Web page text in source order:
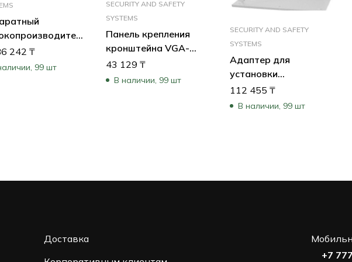
Videojet
H.265
242₸
99 шт
SECURITY AND SAFETY
SYSTEMS
Панель крепления
кронштейна VGA-
PEND-ARM (Pendant
Arm Wall Plate 24VAC)
43 129 ₸
В наличии, 99 шт
SECURITY AND SAFETY
SYSTEMS
Адаптер для
установки
кронштейна VG4-A-
9230 на крышу
112 455 ₸
В наличии, 99 шт
Доставка
+7